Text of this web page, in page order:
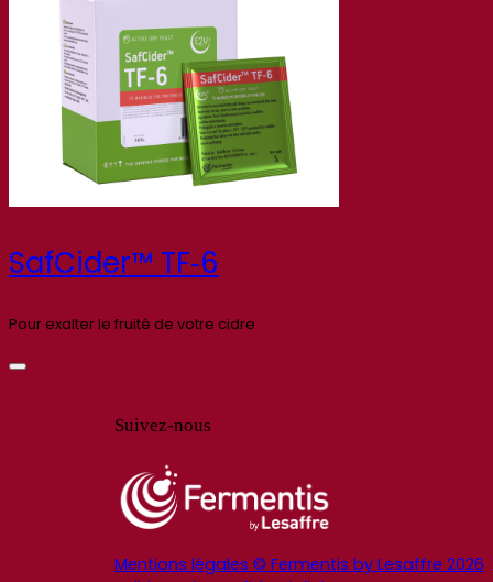
SafCider™ TF‑6
Pour exalter le fruité de votre cidre
Suivez-nous
Mentions légales © Fermentis by Lesaffre 2026